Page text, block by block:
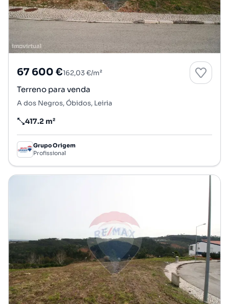
67 600 €162,03 €/m²
Terreno para venda
A dos Negros, Óbidos, Leiria
Preço por metro quadrado
417.2 m²
Grupo Origem
Profissional